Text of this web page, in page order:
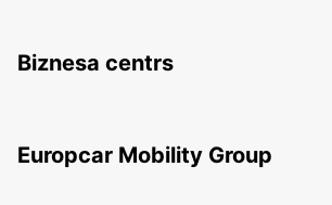
Biznesa centrs
Europcar Mobility Group